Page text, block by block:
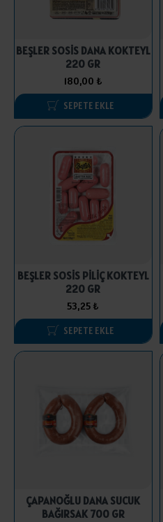
BEŞLER SOSİS DANA KOKTEYL
220 GR
180,00 ₺
SEPETE EKLE
BEŞLER SOSİS PİLİÇ KOKTEYL
220 GR
53,25 ₺
SEPETE EKLE
ÇAPANOĞLU DANA SUCUK
BAĞIRSAK 700 GR